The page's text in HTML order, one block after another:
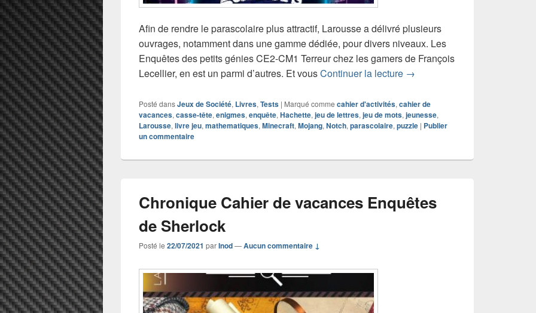
Afin de rendre le parascolaire plus attractif, Larousse a délivré plusieurs
ouvrages, notamment dans une gamme dédiée, pour divers niveaux. Les
Enquêtes des petits génies CE2-CM1 Terreur chez les gamers de François
Lecellier, en est un parmi d’autres. Et vousContinuer la lecture Chronique livre jeu Les
→
Posté dansJeux de Société, Livres, Tests | Marqué comme cahier d'activités, cahier de
vacances, casse-tête, enigmes, enquête, Hachette, jeu de lettres, jeu de mots, jeunesse,
Larousse, livre jeu, mathematiques, Minecraft, Mojang, Notch, parascolaire, puzzle | Publier
un commentaire
Chronique Cahier de vacances Enquêtes
de Sherlock
Posté le 22/07/2021 parInod—Aucun commentaire ↓